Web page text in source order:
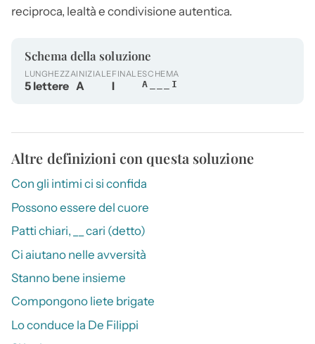
reciproca, lealtà e condivisione autentica.
Schema della soluzione
LUNGHEZZA
5 lettere
INIZIALE
A
FINALE
I
SCHEMA
A___I
Altre definizioni con questa soluzione
Con gli intimi ci si confida
Possono essere del cuore
Patti chiari, __ cari (detto)
Ci aiutano nelle avversità
Stanno bene insieme
Compongono liete brigate
Lo conduce la De Filippi